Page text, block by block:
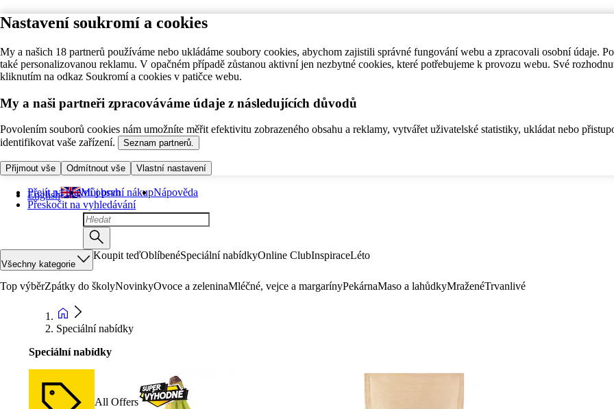
Nastavení soukromí a cookies
My a našich 18 partnerů používáme nebo ukládáme soubory cookies, abychom zajistili správné fungování webu a zpracovali osobní údaje.
také personalizovanou reklamu. V opačném případě zůstanou aktivní jen nezbytné cookies, které potřebujeme k provozu webu. Své
kliknutím na odkaz Soukromí a cookies v patičce webu.
My a naši partneři zpracováváme údaje z následujících důvodů
Povolením souborů cookies nám umožníte měřit efektivitu zobrazeného obsahu a reklamy, vytvářet uživatelské statistiky, ukládat nebo
identifikovat vaše zařízení.
Seznam partnerů.
Přijmout vše Odmítnout vše Vlastní nastavení
Přejít na hlavní obsah
Přeskočit na vyhledávání
English Můj první nákupNápověda
Všechny kategorie
Koupit teďOblíbenéSpeciální nabídkyOnline ClubInspiraceLéto
Top výběrZpátky do školyNovinkyOvoce a zeleninaMléčné, vejce a margarínyPekárnaMaso a lahůdkyMraženéTrvanlivé
Speciální nabídky
Speciální nabídky
All Offers